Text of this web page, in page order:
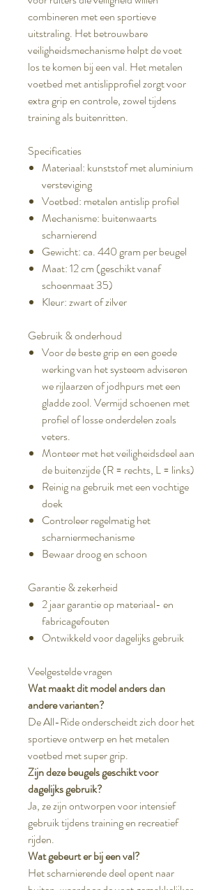
combineren met een sportieve
uitstraling. Het betrouwbare
veiligheidsmechanisme helpt de voet
los te komen bij een val. Het metalen
voetbed met antislipprofiel zorgt voor
extra grip en controle, zowel tijdens
training als buitenritten.
Specificaties
Materiaal: kunststof met aluminium
versteviging
Voetbed: metalen antislip profiel
Mechanisme: buitenwaarts
scharnierend
Gewicht: ca. 440 gram per beugel
Maat: 12 cm (geschikt vanaf
schoenmaat 35)
Kleur: zwart of zilver
Gebruik & onderhoud
Voor de beste grip en een goede
werking van het systeem adviseren
we rijlaarzen of jodhpurs met een
gladde zool. Vermijd schoenen met
profiel of losse onderdelen zoals
veters.
Monteer met het veiligheidsdeel aan
de buitenzijde (R = rechts, L = links)
Reinig na gebruik met een vochtige
doek
Controleer regelmatig het
scharniermechanisme
Bewaar droog en schoon
Garantie & zekerheid
2 jaar garantie op materiaal- en
fabricagefouten
Ontwikkeld voor dagelijks gebruik
Veelgestelde vragen
Wat maakt dit model anders dan
andere varianten?
De All-Ride onderscheidt zich door het
sportieve ontwerp en het metalen
voetbed met super grip.
Zijn deze beugels geschikt voor
dagelijks gebruik?
Ja, ze zijn ontworpen voor intensief
gebruik tijdens training en recreatief
rijden.
Wat gebeurt er bij een val?
Het scharnierende deel opent naar